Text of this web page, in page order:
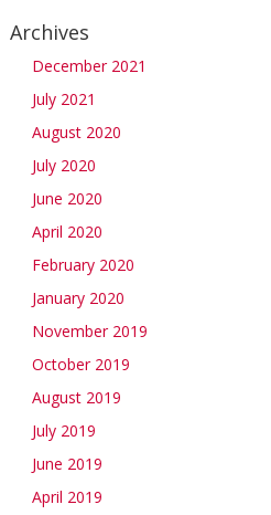
Archives
December 2021
July 2021
August 2020
July 2020
June 2020
April 2020
February 2020
January 2020
November 2019
October 2019
August 2019
July 2019
June 2019
April 2019